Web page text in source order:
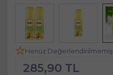
Henüz Değerlendirilmemiş
285,90 TL